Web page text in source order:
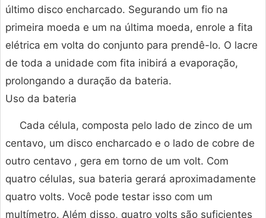
último disco encharcado. Segurando um fio na
primeira moeda e um na última moeda, enrole a fita
elétrica em volta do conjunto para prendê-lo. O lacre
de toda a unidade com fita inibirá a evaporação,
prolongando a duração da bateria.
Uso da bateria
Cada célula, composta pelo lado de zinco de um
centavo, um disco encharcado e o lado de cobre de
outro centavo , gera em torno de um volt. Com
quatro células, sua bateria gerará aproximadamente
quatro volts. Você pode testar isso com um
multímetro. Além disso, quatro volts são suficientes